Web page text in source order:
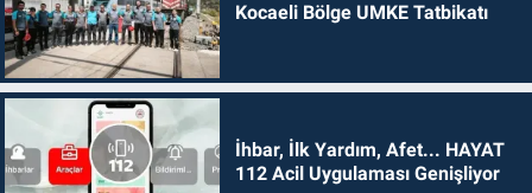
Kocaeli Bölge UMKE Tatbikatı
İhbar, İlk Yardım, Afet... HAYAT
112 Acil Uygulaması Genişliyor